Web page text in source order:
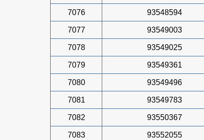
7076 93548594
7077 93549003
7078 93549025
7079 93549361
7080 93549496
7081 93549783
7082 93550367
7083 93552055